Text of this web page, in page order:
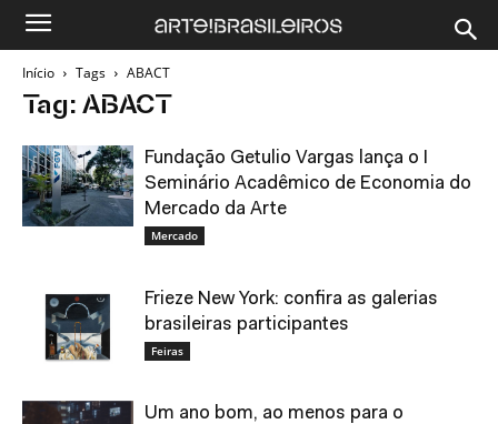
Início Tags ABACT
Tag: ABACT
Fundação Getulio Vargas lança o I
Seminário Acadêmico de Economia do
Mercado da Arte
Mercado
Frieze New York: confira as galerias
brasileiras participantes
Feiras
Um ano bom, ao menos para o